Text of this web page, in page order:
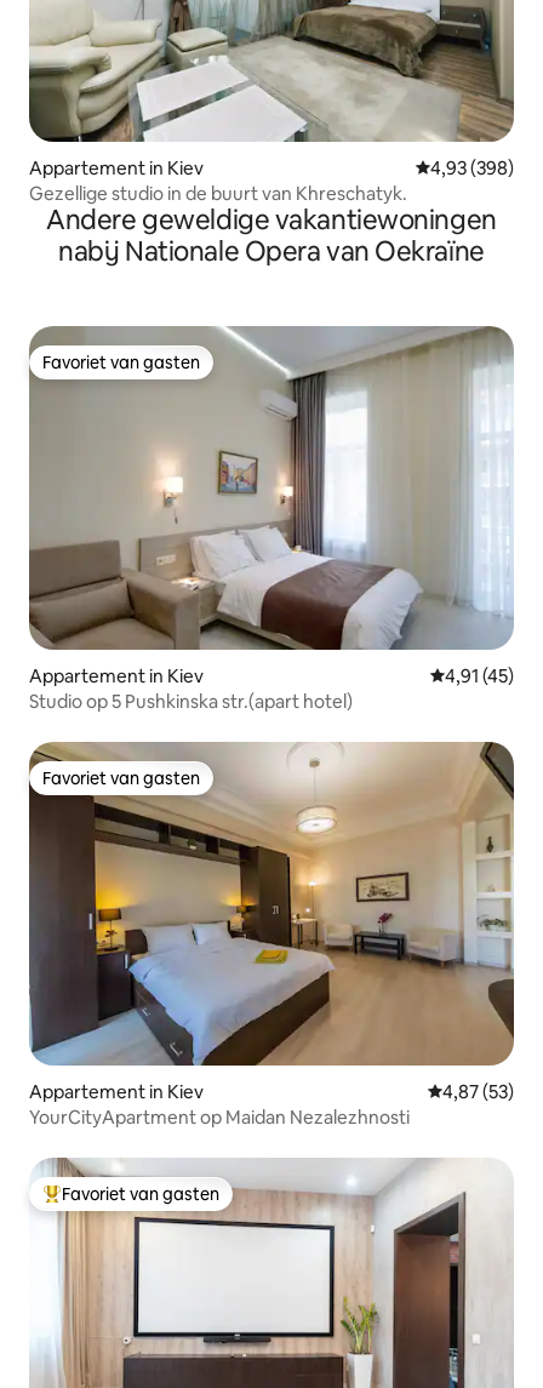
Appartement in Kiev Gemiddelde
4,93 (398)
Gezellige studio in de buurt van Khreschatyk.
Andere geweldige vakantiewoningen
nabij Nationale Opera van Oekraïne
Favoriet van gasten
Favoriet van gasten
Appartement in Kiev Gemiddelde
4,91 (45)
Studio op 5 Pushkinska str.(apart hotel)
Favoriet van gasten
Favoriet van gasten
Appartement in Kiev Gemiddelde
4,87 (53)
YourCityApartment op Maidan Nezalezhnosti
Topfavoriet van gasten
Favoriet van gasten